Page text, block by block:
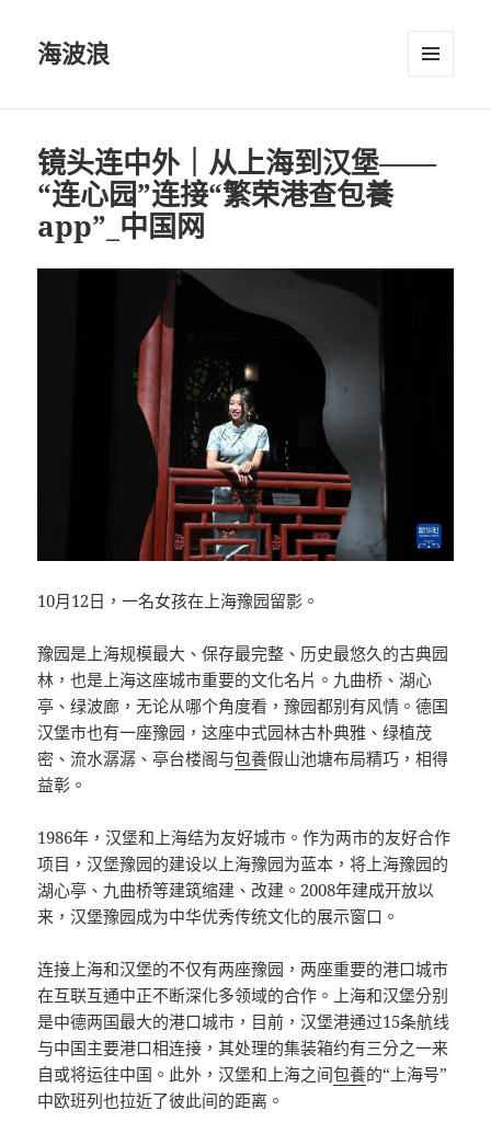
海波浪
镜头连中外｜从上海到汉堡——
“连心园”连接“繁荣港查包養
app”_中国网
10月12日，一名女孩在上海豫园留影。
豫园是上海规模最大、保存最完整、历史最悠久的古典园
林，也是上海这座城市重要的文化名片。九曲桥、湖心
亭、绿波廊，无论从哪个角度看，豫园都别有风情。德国
汉堡市也有一座豫园，这座中式园林古朴典雅、绿植茂
密、流水潺潺、亭台楼阁与包養假山池塘布局精巧，相得
益彰。
1986年，汉堡和上海结为友好城市。作为两市的友好合作
项目，汉堡豫园的建设以上海豫园为蓝本，将上海豫园的
湖心亭、九曲桥等建筑缩建、改建。2008年建成开放以
来，汉堡豫园成为中华优秀传统文化的展示窗口。
连接上海和汉堡的不仅有两座豫园，两座重要的港口城市
在互联互通中正不断深化多领域的合作。上海和汉堡分别
是中德两国最大的港口城市，目前，汉堡港通过15条航线
与中国主要港口相连接，其处理的集装箱约有三分之一来
自或将运往中国。此外，汉堡和上海之间包養的“上海号”
中欧班列也拉近了彼此间的距离。